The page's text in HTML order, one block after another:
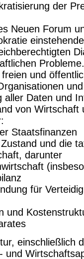
der
Neuen Forum
Probleme.
und
aller Daten und
von Wirtschaft
Staatsfinanzen
und die
darunter
für
und
einschließlich
und